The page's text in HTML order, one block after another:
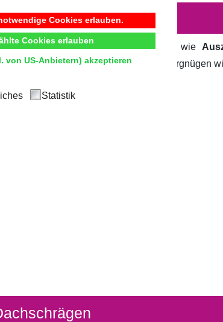
Cookies erlauben.
Cookies erlauben
von US-Anbietern) akzeptieren
Statistik
Kleiderschrank
durch hochwertige Innensysteme wie
sodass die tägliche Outfitwahl zum Vergnügen